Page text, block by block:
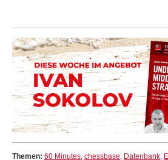
Themen: 60 Minutes chessbase Datenbank